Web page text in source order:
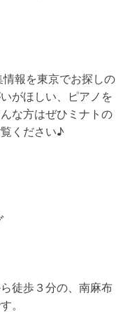
報を東京でお探しの
がほしい、ピアノを
な方はぜひミナトの
ください♪
徒歩３分の、南麻布
。